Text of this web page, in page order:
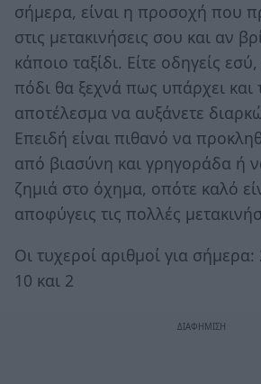
σήμερα, είναι η προσοχή που
στις μετακινήσεις σου και αν
κάποιο ταξίδι. Είτε οδηγείς
πόδι θα ξεχνά πως υπάρχει και
αποτέλεσμα να αυξάνετε
Επειδή είναι πιθανό να
από βιασύνη και γρηγοράδα ή
ζημιά στο όχημα, οπότε καλό
αποφύγεις τις πολλές
Οι τυχεροί αριθμοί για
10 και 2